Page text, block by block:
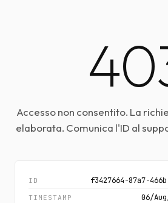
Accesso non consentito. La
elaborata. Comunica l'ID al
ID f3427664-87a7-
TIMESTAMP 06/